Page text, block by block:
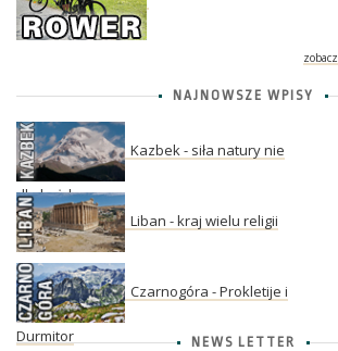
NAJNOWSZE WPISY
Kazbek - siła natury nie
dla każdego
Liban - kraj wielu religii
Czarnogóra - Prokletije i
Durmitor NEWS LETTER